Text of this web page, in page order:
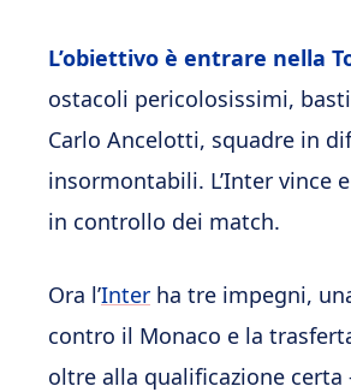
L’obiettivo è entrare nella
ostacoli pericolosissimi,
Carlo Ancelotti, squadre in
insormontabili. L’Inter vince
in controllo dei match.
Ora l’Inter ha tre impegni,
contro il Monaco e la
oltre alla qualificazione certa